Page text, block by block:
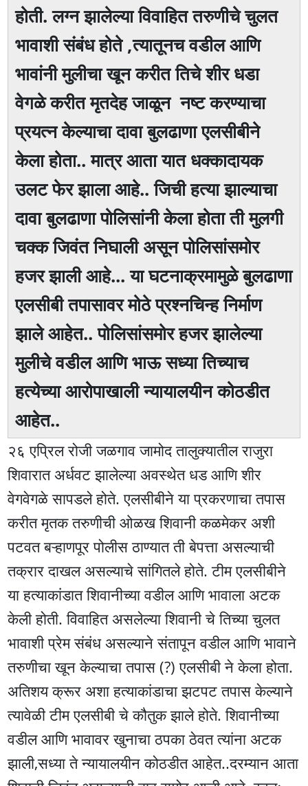
होती. लग्न झालेल्या विवाहित तरुणीचे चुलत
भावाशी संबंध होते ,त्यातूनच वडील आणि
भावांनी मुलीचा खून करीत तिचे शीर धडा
वेगळे करीत मृतदेह जाळून नष्ट करण्याचा
प्रयत्न केल्याचा दावा बुलढाणा एलसीबीने
केला होता.. मात्र आता यात धक्कादायक
उलट फेर झाला आहे.. जिची हत्या झाल्याचा
दावा बुलढाणा पोलिसांनी केला होता ती मुलगी
चक्क जिवंत निघाली असून पोलिसांसमोर
हजर झाली आहे... या घटनाक्रमामुळे बुलढाणा
एलसीबी तपासावर मोठे प्रश्नचिन्ह निर्माण
झाले आहेत.. पोलिसांसमोर हजर झालेल्या
मुलीचे वडील आणि भाऊ सध्या तिच्याच
हत्येच्या आरोपाखाली न्यायालयीन कोठडीत
आहेत..
२६ एप्रिल रोजी जळगाव जामोद तालुक्यातील राजुरा
शिवारात अर्धवट झालेल्या अवस्थेत धड आणि शीर
वेगवेगळे सापडले होते. एलसीबीने या प्रकरणाचा तपास
करीत मृतक तरुणीची ओळख शिवानी कळमेकर अशी
पटवत बऱ्हाणपूर पोलीस ठाण्यात ती बेपत्ता असल्याची
तक्रार दाखल असल्याचे सांगितले होते. टीम एलसीबीने
या हत्याकांडात शिवानीच्या वडील आणि भावाला अटक
केली होती. विवाहित असलेल्या शिवानी चे तिच्या चुलत
भावाशी प्रेम संबंध असल्याने संतापून वडील आणि भावाने
तरुणीचा खून केल्याचा तपास (?) एलसीबी ने केला होता.
अतिशय क्रूर अशा हत्याकांडाचा झटपट तपास केल्याने
त्यावेळी टीम एलसीबी चे कौतुक झाले होते. शिवानीच्या
वडील आणि भावावर खुनाचा ठपका ठेवत त्यांना अटक
झाली,सध्या ते न्यायालयीन कोठडीत आहेत..दरम्यान आता